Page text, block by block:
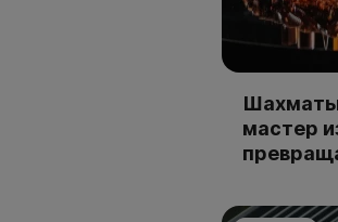
Шахматы
мастер